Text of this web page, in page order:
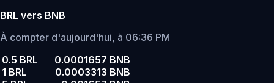
BRL vers BNB
À compter d'aujourd'hui, à 06:36 PM
0.5 BRL
0.0001657 BNB
1 BRL
0.0003313 BNB